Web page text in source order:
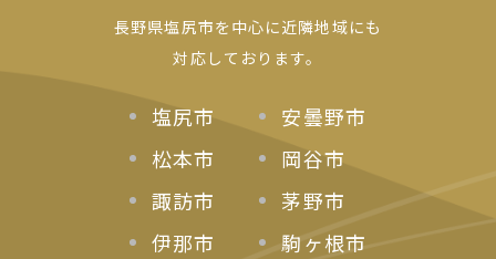
長野県塩尻市を中心に近隣地域にも
対応しております。
塩尻市
安曇野市
松本市
岡谷市
諏訪市
茅野市
伊那市
駒ヶ根市